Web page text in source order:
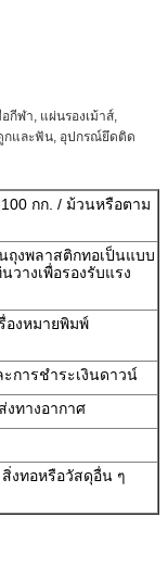
กีฬา, แผ่นรองเม้าส์,
กและฟัน, อุปกรณ์ยึดติด
กก. / ม้วนหรือตาม
ถุงพลาสติกทอเป็นแบบ
วางเพื่อรองรับแรง
องหมายพิมพ์
การชำระเงินดาวน์
งทางอากาศ
สิ่งทอหรือวัสดุอื่น ๆ